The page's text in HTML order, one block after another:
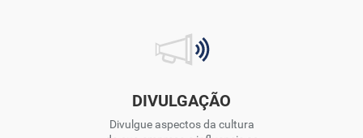
DIVULGAÇÃO
Divulgue aspectos da cultura